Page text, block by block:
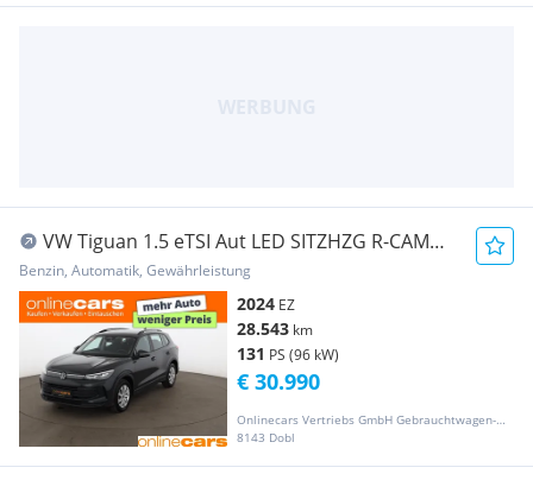
VW Tiguan 1.5 eTSI Aut LED SITZHZG R-CAM
ASSIST PDC
Benzin, Automatik, Gewährleistung
2024 EZ
28.543 km
131 PS (96 kW)
Onlinecars Vertriebs GmbH Gebrauchtwagen-Outlet  Werkstätte  Spenglerei  Lackiererei
8143 Dobl
€ 30.990